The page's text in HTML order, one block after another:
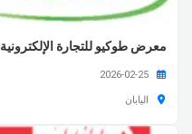
معرض طوكيو للتجارة الإلكترونية eCommerce Fair Tokyo
اليابان